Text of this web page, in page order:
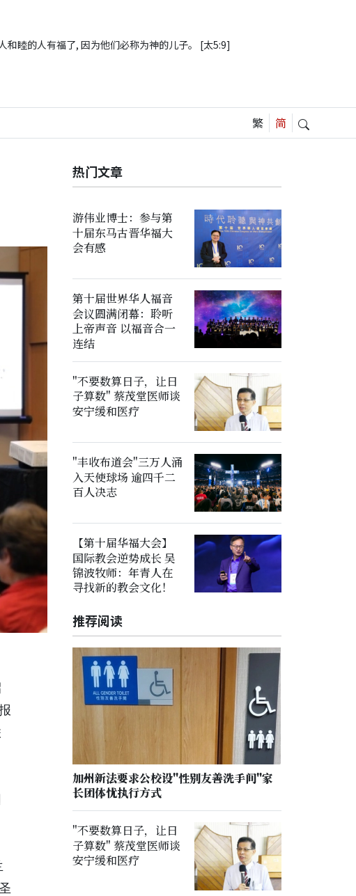
和睦的人有福了, 因为他们必称为神的儿子。 [太5:9]
热门文章
游伟业博士：参与第
十届东马古晋华福大
会有感
第十届世界华人福音
会议圆满闭幕：聆听
上帝声音 以福音合一
连结
"不要数算日子，让日
子算数" 蔡茂堂医师谈
安宁缓和医疗
"丰收布道会"三万人涌
入天使球场 逾四千二
百人决志
【第十届华福大会】
国际教会逆势成长 吴
锦波牧师：年青人在
寻找新的教会文化！
推荐阅读
加州新法要求公校设"性别友善洗手间"家
长团体忧执行方式
"不要数算日子，让日
子算数" 蔡茂堂医师谈
安宁缓和医疗